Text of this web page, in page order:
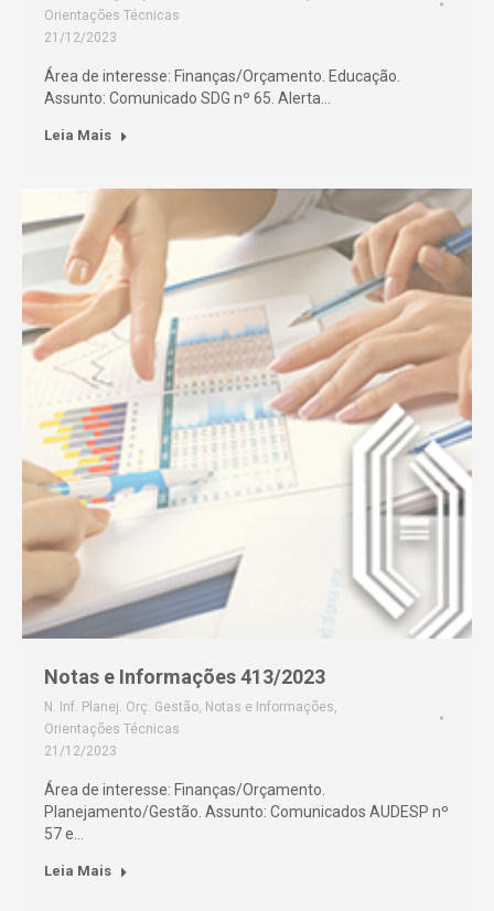
Orientações Técnicas
21/12/2023
Área de interesse: Finanças/Orçamento. Educação.
Assunto: Comunicado SDG nº 65. Alerta…
Leia Mais
Notas e Informações 413/2023
N. Inf. Planej. Orç. Gestão, Notas e Informações,
Orientações Técnicas
21/12/2023
Área de interesse: Finanças/Orçamento.
Planejamento/Gestão. Assunto: Comunicados AUDESP nº
57 e…
Leia Mais